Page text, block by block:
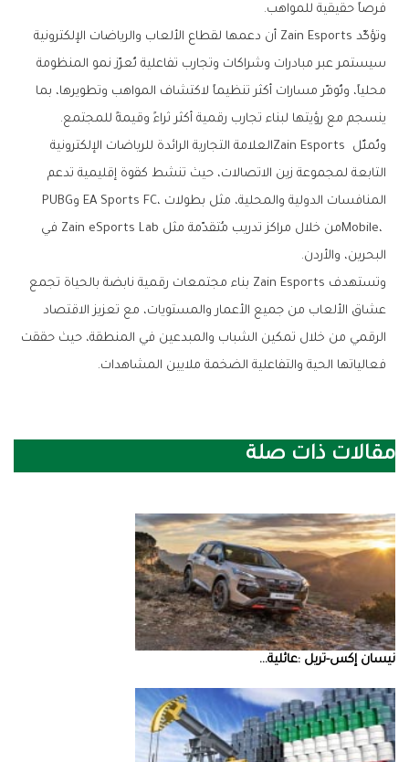
‬فرصاً‭ ‬حقيقية‭ ‬للمواهب‭.‬
‬ينسجم‭ ‬مع‭ ‬رؤيتها‭ ‬لبناء‭ ‬تجارب‭ ‬رقمية‭ ‬أكثر‭ ‬ثراءً‭ ‬وقيمةً‭ ‬للمجتمع‭. ‬
‬المنافسات‭ ‬الدولية‭ ‬والمحلية،‭ ‬مثل‭ ‬بطولات‭ ‬EA Sports FC،‭ ‬وPUBG
‬البحرين،‭ ‬والأردن‭.‬
‬فعالياتها‭ ‬الحية‭ ‬والتفاعلية‭ ‬الضخمة‭ ‬ملايين‭ ‬المشاهدات‭.‬
مقالات ذات صلة
نيسان‭ ‬إكس‭-‬تريل‭: ‬عائلية‭ ...